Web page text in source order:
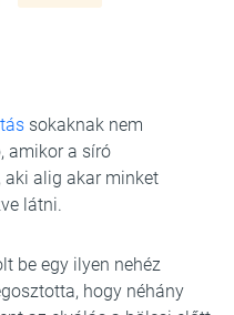
sokaknak nem
amikor a síró
aki alig akar minket
látni.
be egy ilyen nehéz
hogy néhány